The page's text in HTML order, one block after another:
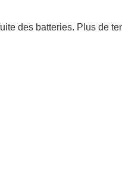
des batteries. Plus de